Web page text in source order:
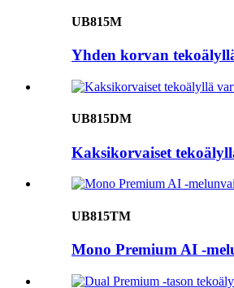
UB815M
Yhden korvan
UB815DM
Kaksikorvaiset
UB815TM
Mono Premium AI -